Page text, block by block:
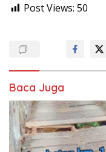
Post Views: 50
Baca Juga